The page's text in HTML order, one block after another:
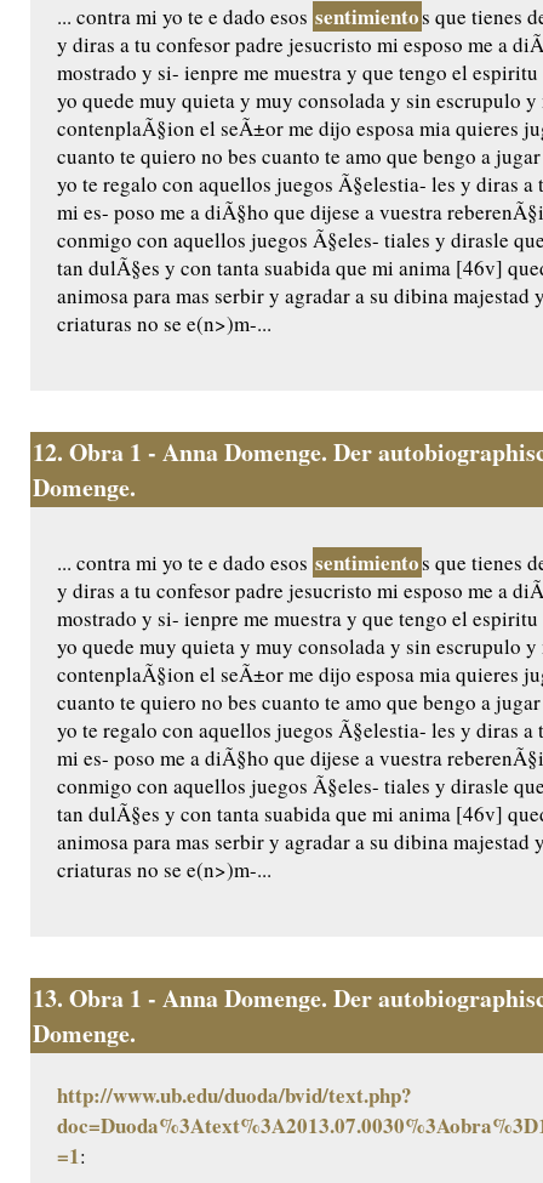
... contra mi yo te e dado esos sentimientos que tienes
y diras a tu confesor padre jesucristo mi esposo me a
mostrado y si- ienpre me muestra y que tengo el
yo quede muy quieta y muy consolada y sin escrupulo y
contenplaÃ§ion el seÃ±or me dijo esposa mia quieres
cuanto te quiero no bes cuanto te amo que bengo a
yo te regalo con aquellos juegos Ã§elestia- les y diras
mi es- poso me a diÃ§ho que dijese a vuestra
conmigo con aquellos juegos Ã§eles- tiales y dirasle
tan dulÃ§es y con tanta suabida que mi anima [46v]
animosa para mas serbir y agradar a su dibina majestad
criaturas no se e(n>)m-...
12. Obra 1 - Anna Domenge. Der
Domenge.
... contra mi yo te e dado esos sentimientos que tienes
y diras a tu confesor padre jesucristo mi esposo me a
mostrado y si- ienpre me muestra y que tengo el
yo quede muy quieta y muy consolada y sin escrupulo y
contenplaÃ§ion el seÃ±or me dijo esposa mia quieres
cuanto te quiero no bes cuanto te amo que bengo a
yo te regalo con aquellos juegos Ã§elestia- les y diras
mi es- poso me a diÃ§ho que dijese a vuestra
conmigo con aquellos juegos Ã§eles- tiales y dirasle
tan dulÃ§es y con tanta suabida que mi anima [46v]
animosa para mas serbir y agradar a su dibina majestad
criaturas no se e(n>)m-...
13. Obra 1 - Anna Domenge. Der
Domenge.
http://www.ub.edu/duoda/bvid/text.php?
=1: